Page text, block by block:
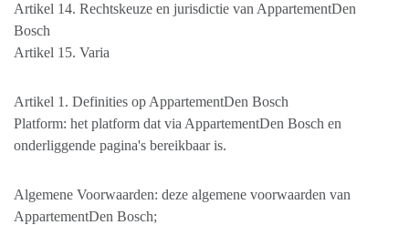
Artikel 14. Rechtskeuze en jurisdictie van AppartementDen
Bosch
Artikel 15. Varia
Artikel 1. Definities op AppartementDen Bosch
Platform: het platform dat via AppartementDen Bosch en
onderliggende pagina's bereikbaar is.
Algemene Voorwaarden: deze algemene voorwaarden van
AppartementDen Bosch;